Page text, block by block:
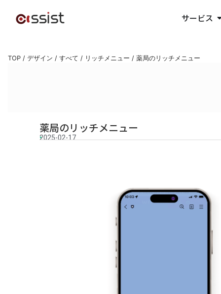
サービス
TOP / デザイン / すべて / リッチメニュー / 薬局のリッチメニュー
薬局のリッチメニュー
2025-02-17